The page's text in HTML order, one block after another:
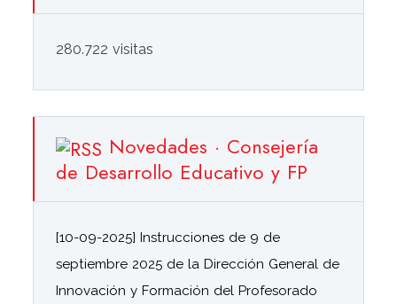
280.722 visitas
Novedades · Consejería
de Desarrollo Educativo y FP
[10-09-2025] Instrucciones de 9 de
septiembre 2025 de la Dirección General de
Innovación y Formación del Profesorado